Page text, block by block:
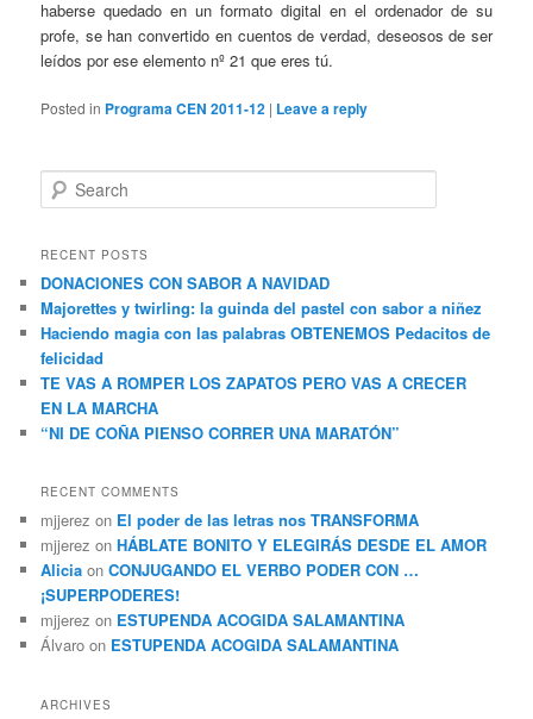
haberse quedado en un formato digital en el ordenador de su
profe, se han convertido en cuentos de verdad, deseosos de ser
leídos por ese elemento nº 21 que eres tú.
Posted in Programa CEN 2011-12 | Leave a reply
e
r
h
RECENT POSTS
DONACIONES CON SABOR A NAVIDAD
Majorettes y twirling: la guinda del pastel con sabor a niñez
Haciendo magia con las palabras OBTENEMOS Pedacitos de
felicidad
TE VAS A ROMPER LOS ZAPATOS PERO VAS A CRECER
EN LA MARCHA
“NI DE COÑA PIENSO CORRER UNA MARATÓN”
RECENT COMMENTS
mjjerez on El poder de las letras nos TRANSFORMA
mjjerez onHÁBLATE BONITO Y ELEGIRÁS DESDE EL AMOR
Alicia onCONJUGANDO EL VERBO PODER CON …
¡SUPERPODERES!
mjjerez on ESTUPENDA ACOGIDA SALAMANTINA
Álvaro on ESTUPENDA ACOGIDA SALAMANTINA
ARCHIVES